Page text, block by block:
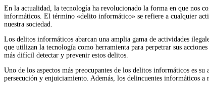
En la actualidad, la tecnología ha revolucionado la forma en que nos
informáticos. El término «delito informático» se refiere a cualquier
nuestra sociedad.
Los delitos informáticos abarcan una amplia gama de actividades
que utilizan la tecnología como herramienta para perpetrar sus
más difícil detectar y prevenir estos delitos.
Uno de los aspectos más preocupantes de los delitos informáticos es
persecución y enjuiciamiento. Además, los delincuentes informáticos